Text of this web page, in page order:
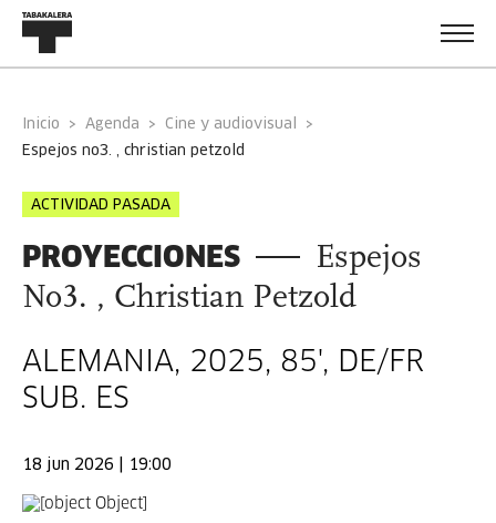
Inicio Agenda
Cine y audiovisual
espejos no3. , christian petzold
ACTIVIDAD PASADA
PROYECCIONES
Espejos
No3. , Christian Petzold
ALEMANIA, 2025, 85', DE/FR
SUB. ES
18 jun 2026 | 19:00